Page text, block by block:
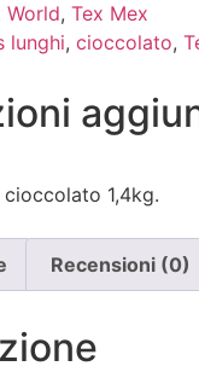
World, Tex Mex
lunghi, cioccolato,
1,4kg.
Recensioni (0)